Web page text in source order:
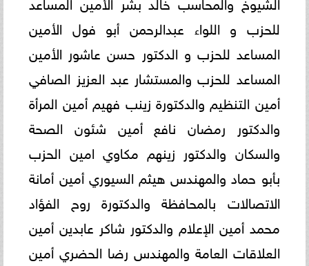
للحزب و اللواء عبدالرحمن أبو فول الأمين
المساعد للحزب و الدكتور حسن عاشور الأمين
المساعد للحزب والمستشار عبد العزيز الصافي
أمين التنظيم والدكتورة زينب فهيم أمين المرأة
والدكتور رمضان نافع أمين شئون الصحة
والسكان والدكتور زينهم مكاوي امين الحزب
بأبو حماد والمهندس هيثم السيوري أمين أمانة
الاتصالات بالمحافظة والدكتورة روح الفؤاد
محمد أمين الإعلام والدكتور شاكر عابدين أمين
العلاقات العامة والمهندس رضا الحضري أمين